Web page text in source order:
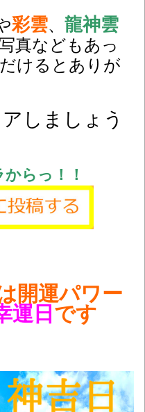
彩雲、 龍神雲
真などもあっ
けるとありが
しましょう
らっ！！
開運パワー
運日 です